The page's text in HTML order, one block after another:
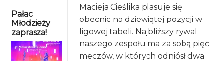
Pałac
Młodzieży
zaprasza!
Macieja Cieślika plasuje się
obecnie na dziewiątej pozycji w
ligowej tabeli. Najbliższy rywal
naszego zespołu ma za sobą pięć
meczów, w których odniósł dwa